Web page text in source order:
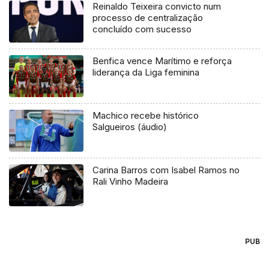
Reinaldo Teixeira convicto num
processo de centralização
concluído com sucesso
Benfica vence Marítimo e reforça
liderança da Liga feminina
Machico recebe histórico
Salgueiros (áudio)
Carina Barros com Isabel Ramos no
Rali Vinho Madeira
PUB